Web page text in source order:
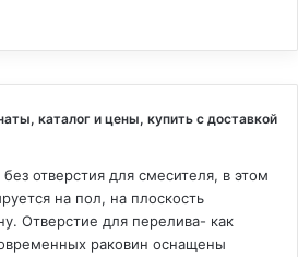
каталог и цены, купить с доставкой
без отверстия для смесителя, в этом
на пол, на плоскость
Отверстие для перелива- как
раковин оснащены